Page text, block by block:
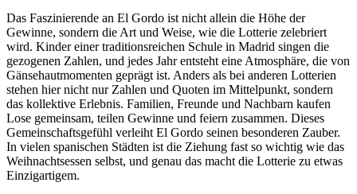
Das Faszinierende an El Gordo ist nicht allein die Höhe der
Gewinne, sondern die Art und Weise, wie die Lotterie zelebriert
wird. Kinder einer traditionsreichen Schule in Madrid singen die
gezogenen Zahlen, und jedes Jahr entsteht eine Atmosphäre, die von
Gänsehautmomenten geprägt ist. Anders als bei anderen Lotterien
stehen hier nicht nur Zahlen und Quoten im Mittelpunkt, sondern
das kollektive Erlebnis. Familien, Freunde und Nachbarn kaufen
Lose gemeinsam, teilen Gewinne und feiern zusammen. Dieses
Gemeinschaftsgefühl verleiht El Gordo seinen besonderen Zauber.
In vielen spanischen Städten ist die Ziehung fast so wichtig wie das
Weihnachtsessen selbst, und genau das macht die Lotterie zu etwas
Einzigartigem.